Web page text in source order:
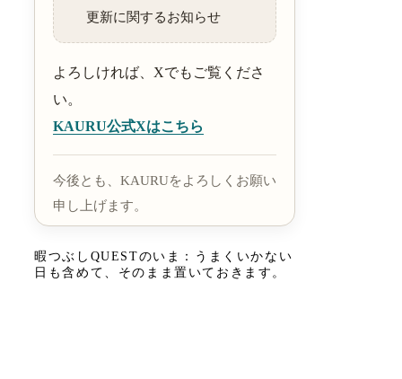
更新に関するお知らせ
よろしければ、Xでもご覧くださ
い。
KAURU公式Xはこちら
今後とも、KAURUをよろしくお願い
申し上げます。
暇つぶしQUESTのいま：うまくいかない
日も含めて、そのまま置いておきます。